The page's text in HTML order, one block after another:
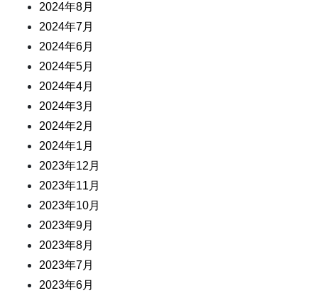
2024年8月
2024年7月
2024年6月
2024年5月
2024年4月
2024年3月
2024年2月
2024年1月
2023年12月
2023年11月
2023年10月
2023年9月
2023年8月
2023年7月
2023年6月